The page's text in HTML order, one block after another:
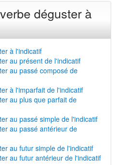
déguster à
à l'indicatif
au présent de l'indicatif
au passé composé de
à l'imparfait de l'indicatif
au plus que parfait de
au passé simple de l'indicatif
au passé antérieur de
au futur simple de l'indicatif
au futur antérieur de l'indicatif